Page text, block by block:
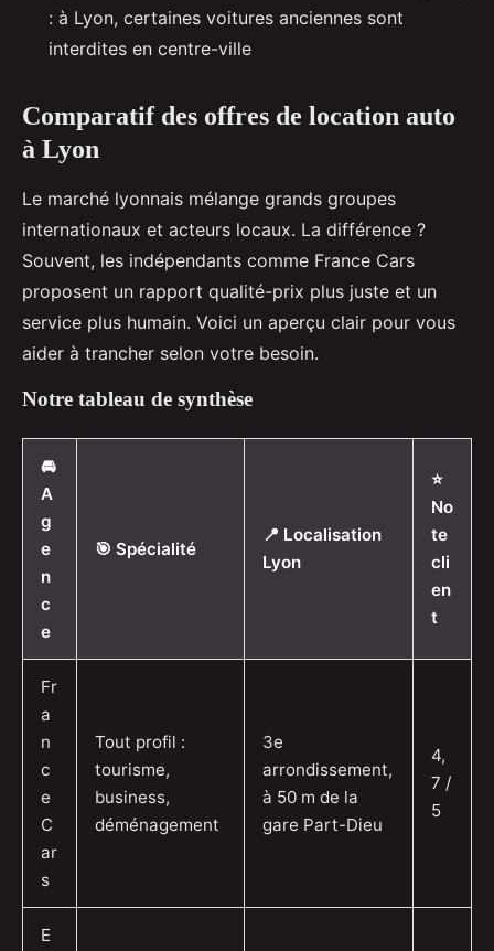
: à Lyon, certaines voitures anciennes sont
interdites en centre-ville
Comparatif des offres de location auto
à Lyon
Le marché lyonnais mélange grands groupes
internationaux et acteurs locaux. La différence ?
Souvent, les indépendants comme France Cars
proposent un rapport qualité-prix plus juste et un
service plus humain. Voici un aperçu clair pour vous
aider à trancher selon votre besoin.
Notre tableau de synthèse
🚘
A
g
e
n
c
e
🎯 Spécialité
📍 Localisation
Lyon
⭐
No
te
cli
en
t
Fr
a
n
c
e
C
ar
s
Tout profil :
tourisme,
business,
déménagement
3e
arrondissement,
à 50 m de la
gare Part-Dieu
4,
7 /
5
E